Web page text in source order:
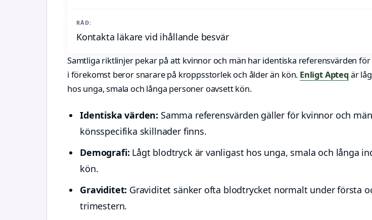
RÅD:
Kontakta läkare vid ihållande besvär
Samtliga riktlinjer pekar på att kvinnor och män har identiska referensvärden
i förekomst beror snarare på kroppsstorlek och ålder än kön. Enligt Apteqär
hos unga, smala och långa personer oavsett kön.
Identiska värden: Samma referensvärden gäller för kvinnor och
könsspecifika skillnader finns.
Demografi: Lågt blodtryck är vanligast hos unga, smala och långa
kön.
Graviditet: Graviditet sänker ofta blodtrycket normalt under första
trimestern.